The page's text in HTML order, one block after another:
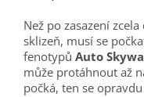
Než po zasazení
sklizeň, musí se
fenotypů Auto
může protáhnout až
počká, ten se